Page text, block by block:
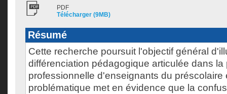
PDF
Télécharger (9MB)
Résumé
Cette recherche poursuit l'objectif général
différenciation pédagogique articulée dans la
professionnelle d'enseignants du préscolaire
problématique met en évidence que la